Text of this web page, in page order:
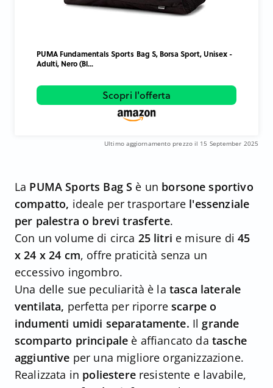
PUMA Fundamentals Sports Bag S, Borsa Sport, Unisex -
Adulti, Nero (Bl...
Scopri l'offerta
Ultimo aggiornamento prezzo il 15 September 2025
La PUMA Sports Bag S è un borsone sportivo
compatto, ideale per trasportare l'essenziale
per palestra o brevi trasferte.
Con un volume di circa 25 litri e misure di45
x 24 x 24 cm, offre praticità senza un
eccessivo ingombro.
Una delle sue peculiarità è la tasca laterale
ventilata, perfetta per riporrescarpe o
indumenti umidi separatamente. Il grande
scomparto principale è affiancato da tasche
aggiuntive per una migliore organizzazione.
Realizzata in poliestereresistente e lavabile,